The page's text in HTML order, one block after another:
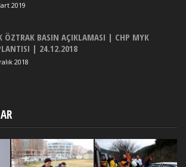
2019
ÖZTRAK BASIN AÇIKLAMASI | CHP MYK
| 24.12.2018
2018